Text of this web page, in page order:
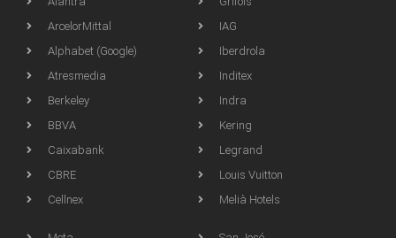
ArcelorMittal
Alphabet (Google)
Atresmedia
Berkeley
BBVA
Caixabank
CBRE
Cellnex
IAG
Iberdrola
Inditex
Indra
Kering
Legrand
Louis Vuitton
Melià Hotels